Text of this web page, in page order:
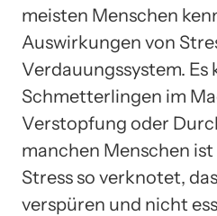
meisten Menschen
Auswirkungen von
Verdauungssystem. Es
Schmetterlingen im
Verstopfung oder
manchen Menschen
Stress so verknotet,
verspüren und nicht